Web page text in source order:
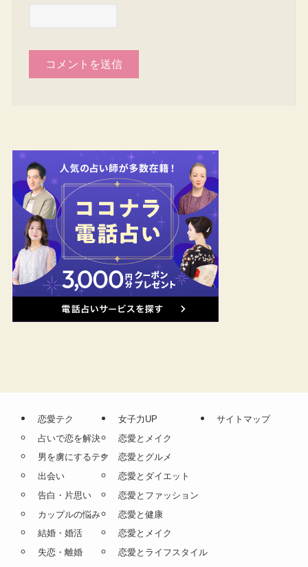
恋愛テク
占いで恋を解決
男を虜にするテク
出会い
告白・片思い
カップルの悩み
結婚・婚活
失恋・離婚
女子力UP
恋愛とメイク
恋愛とグルメ
恋愛とダイエット
恋愛とファッション
恋愛と健康
恋愛とメイク
恋愛とライフスタイル
サイトマップ